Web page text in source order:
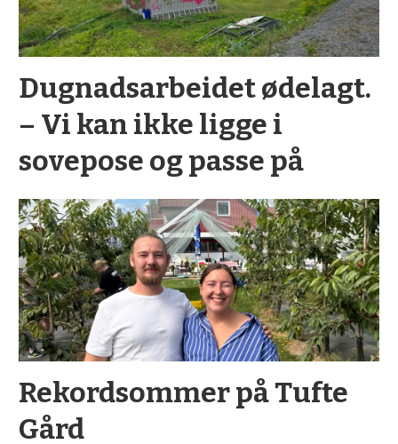
Dugnadsarbeidet ødelagt.
– Vi kan ikke ligge i
sovepose og passe på
Rekordsommer på Tufte
Gård